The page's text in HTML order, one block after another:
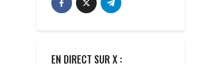
EN DIRECT SUR X :